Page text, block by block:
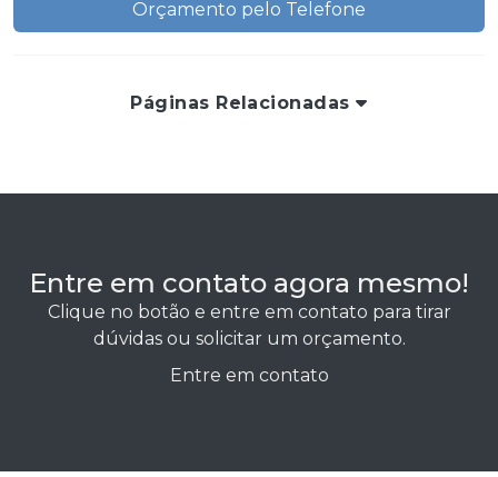
Orçamento pelo Telefone
Páginas Relacionadas
Entre em contato agora mesmo!
Clique no botão e entre em contato para tirar
dúvidas ou solicitar um orçamento.
Entre em contato